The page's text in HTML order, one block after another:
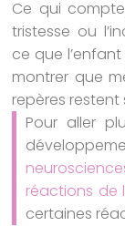
Ce qui
tristesse ou
ce que
montrer que
repères restent
Pour aller
réactions de
certaines